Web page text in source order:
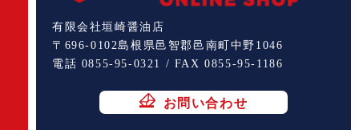
有限会社垣崎醤油店
〒696-0102島根県邑智郡邑南町中野1046
電話 0855-95-0321 / FAX 0855-95-1186
お問い合わせ